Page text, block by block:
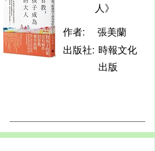
人》
作者:
張美蘭
出版社: 時報文化
出版